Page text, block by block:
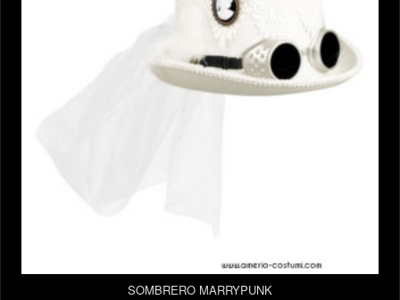
SOMBRERO MARRYPUNK